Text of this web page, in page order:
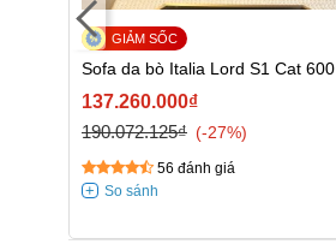
Sofa da bò Italia Lord S1 Cat 600
137.260.000₫
190.072.125₫
-27%
56 đánh giá